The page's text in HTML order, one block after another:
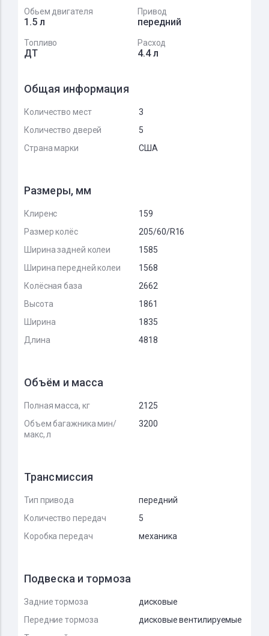
Обьем двигателя
1.5 л
Привод
передний
Топливо
ДТ
Расход
4.4 л
Общая информация
Количество мест
3
Количество дверей
5
Страна марки
США
Размеры, мм
Клиренс
159
Размер колёс
205/60/R16
Ширина задней колеи
1585
Ширина передней колеи
1568
Колёсная база
2662
Высота
1861
Ширина
1835
Длина
4818
Объём и масса
Полная масса, кг
2125
Объем багажника мин/
макс, л
3200
Трансмиссия
Тип привода
передний
Количество передач
5
Коробка передач
механика
Подвеска и тормоза
Задние тормоза
дисковые
Передние тормоза
дисковые вентилируемые